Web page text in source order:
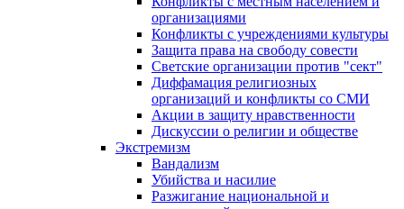
организациями
Конфликты с учреждениями культуры
Защита права на свободу совести
Светские организации против "сект"
Диффамация религиозных
организаций и конфликты со СМИ
Акции в защиту нравственности
Дискуссии о религии и обществе
Экстремизм
Вандализм
Убийства и насилие
Разжигание национальной и